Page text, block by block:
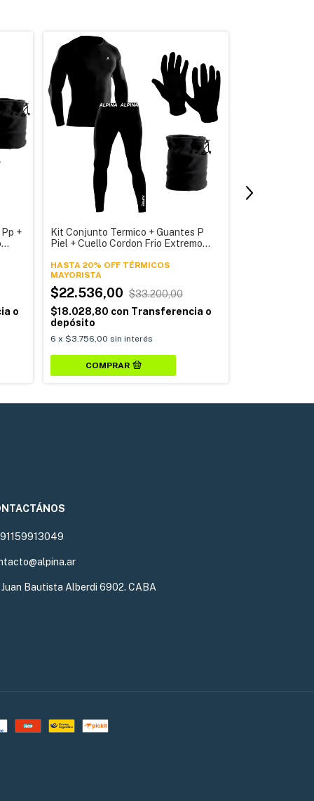
+
o
Kit Conjunto Termico + Guantes P
Piel + Cuello Cordon Frio Extremo
HASTA 20% OFF TÉRMICOS
$22.536,00 $33.200,00
$18.028,80 con Transferencia o
depósito
6 x $3.756,00 sin interés
COMPRAR
Juan Bautista Alberdi 6902. CABA